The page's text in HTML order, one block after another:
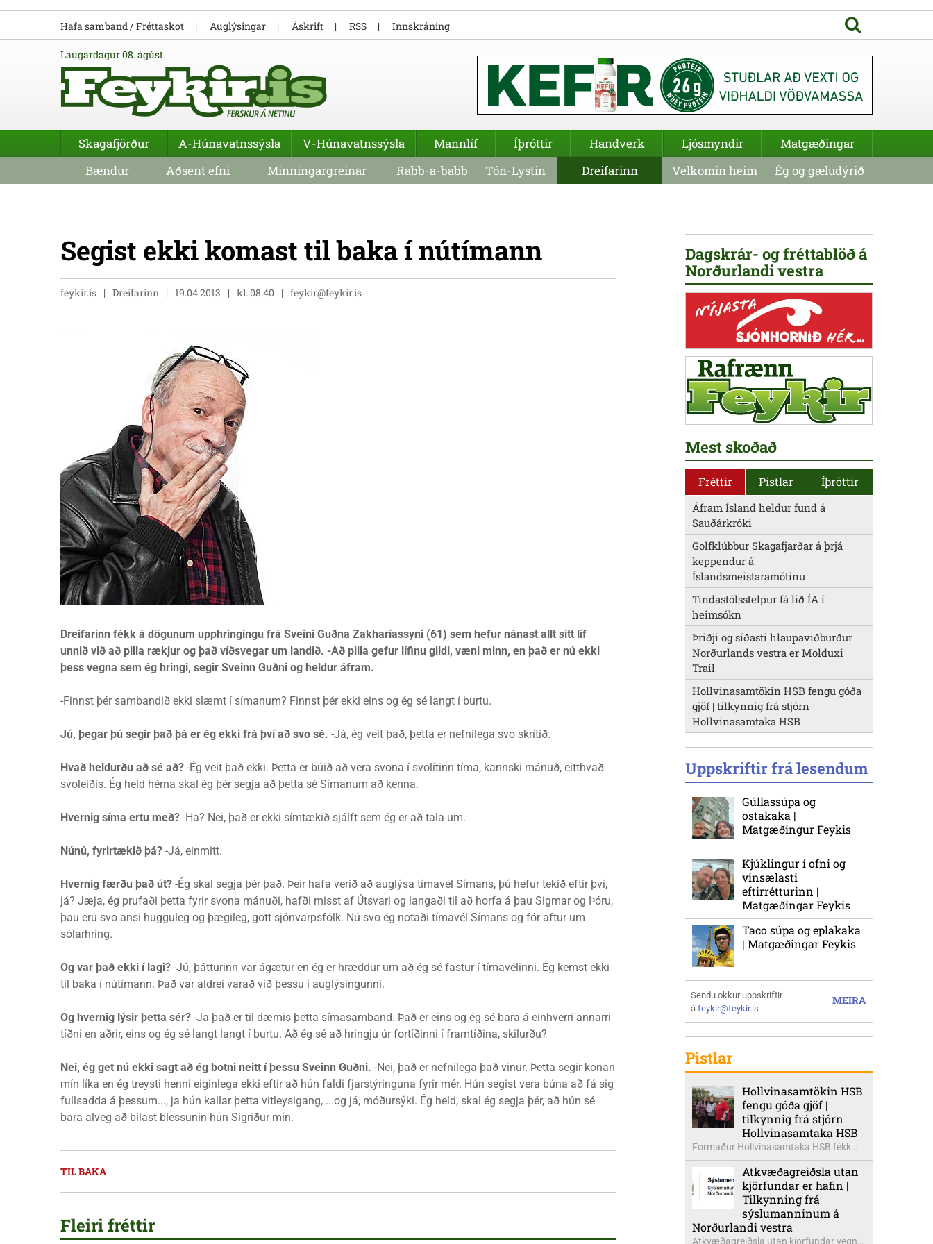
laugardagur 08. ágúst
Segist ekki komast til baka í nútímann
feykir.is Dreifarinn 19.04.2013 kl. 08.40 feykir@feykir.is
Dreifarinn fékk á dögunum upphringingu frá Sveini Guðna Zakharíassyni (61) sem hefur nánast allt sitt líf
unnið við að pilla rækjur og það víðsvegar um landið. -Að pilla gefur lífinu gildi, væni minn, en það er nú ekki
þess vegna sem ég hringi, segir Sveinn Guðni og heldur áfram.
-Finnst þér sambandið ekki slæmt í símanum? Finnst þér ekki eins og ég sé langt í burtu.
Jú, þegar þú segir það þá er ég ekki frá því að svo sé. -Já, ég veit það, þetta er nefnilega svo skrítið.
Hvað heldurðu að sé að? -Ég veit það ekki. Þetta er búið að vera svona í svolítinn tíma, kannski mánuð, eitthvað
svoleiðis. Ég held hérna skal ég þér segja að þetta sé Símanum að kenna.
Hvernig síma ertu með? -Ha? Nei, það er ekki símtækið sjálft sem ég er að tala um.
Núnú, fyrirtækið þá? -Já, einmitt.
Hvernig færðu það út? -Ég skal segja þér það. Þeir hafa verið að auglýsa tímavél Símans, þú hefur tekið eftir því,
já? Jæja, ég prufaði þetta fyrir svona mánuði, hafði misst af Útsvari og langaði til að horfa á þau Sigmar og Þóru,
þau eru svo ansi hugguleg og þægileg, gott sjónvarpsfólk. Nú svo ég notaði tímavél Símans og fór aftur um
sólarhring.
Og var það ekki í lagi? -Jú, þátturinn var ágætur en ég er hræddur um að ég sé fastur í tímavélinni. Ég kemst ekki
til baka í nútímann. Það var aldrei varað við þessu í auglýsingunni.
Og hvernig lýsir þetta sér? -Ja það er til dæmis þetta símasamband. Það er eins og ég sé bara á einhverri annarri
tíðni en aðrir, eins og ég sé langt langt í burtu. Að ég sé að hringju úr fortíðinni í framtíðina, skilurðu?
Nei, ég get nú ekki sagt að ég botni neitt í þessu Sveinn Guðni. -Nei, það er nefnilega það vinur. Þetta segir konan
mín líka en ég treysti henni eiginlega ekki eftir að hún faldi fjarstýringuna fyrir mér. Hún segist vera búna að fá sig
fullsadda á þessum..., ja hún kallar þetta vitleysigang, ...og já, móðursýki. Ég held, skal ég segja þér, að hún sé
bara alveg að bilast blessunin hún Sigríður mín.
TIL BAKA
Fleiri fréttir
Dagskrár- og fréttablöð á
Norðurlandi vestra
Mest skoðað
Fréttir Pistlar Íþróttir
Áfram Ísland heldur fund á
Sauðárkróki
Golfklúbbur Skagafjarðar á þrjá
keppendur á
Íslandsmeistaramótinu
Tindastólsstelpur fá lið ÍA í
heimsókn
Þriðji og síðasti hlaupaviðburður
Norðurlands vestra er Molduxi
Trail
Hollvinasamtökin HSB fengu góða
gjöf | tilkynnig frá stjórn
Hollvinasamtaka HSB
Uppskriftir frá lesendum
Gúllassúpa og
ostakaka |
Matgæðingur Feykis
Kjúklingur í ofni og
vinsælasti
eftirrétturinn |
Matgæðingar Feykis
Taco súpa og eplakaka
| Matgæðingar Feykis
MEIRA
Sendu okkur uppskriftir
á feykir@feykir.is
Pistlar
Hollvinasamtökin HSB
fengu góða gjöf |
tilkynnig frá stjórn
Hollvinasamtaka HSB
Formaður Hollvinasamtaka HSB fékk
heldur betur góða heimsók þann 5.
ágúst síðastliðinn. Þarna voru mættar
þær Ingibjörg á Auðólfsstöðum
formaður Kvenfélags
Bólstaðarhlíðarhrepps og Guðrún á
Auðkúlu formaður Kvenfélags
Atkvæðagreiðsla utan
kjörfundar er hafin |
Tilkynning frá
sýslumanninum á
Norðurlandi vestra
Atkvæðagreiðsla utan kjörfundar vegna
Hafa samband / Fréttaskot Auglýsingar Áskrift RSS Innskráning
Skagafjörður A-Húnavatnssýsla V-Húnavatnssýsla Mannlíf Íþróttir Handverk Ljósmyndir
Matgæðingar
Bændur
Aðsent efni Minningargreinar Rabb-a-babb Tón-Lystin Dreifarinn Velkomin heim Ég og gæludýrið